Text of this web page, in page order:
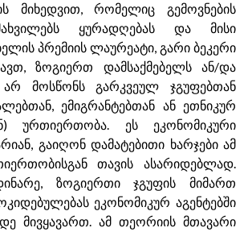
მიხედვით, რომელიც გემოვნების
ყურადღებას და მისი
პრემიის ლაურეატი, გარი ბეკერი
ზოგიერთ დამსაქმებელს ან/და
არ მოსწონს გარკვეულ ჯგუფებთან
ემიგრანტებთან ან ეთნიკურ
ურთიერთობა. ეს ეკონომიკური
გაიღონ დამატებითი ხარჯები ამ
თავის ასარიდებლად.
ზოგიერთი ჯგუფის მიმართ
ეკონომიკურ აგენტებში
მივყავართ. ამ თეორიის მთავარი